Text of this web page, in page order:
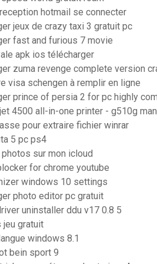
hotmail se connecter
jeux de crazy taxi 3 gratuit pc
fast and furious 7 movie
apk ios télécharger
zuma revenge complete version
visa schengen à remplir en ligne
prince of persia 2 for pc highly
4500 all-in-one printer - g510g
pour extraire fichier winrar
5 pc ps4
sur mon icloud
for chrome youtube
windows 10 settings
photo editor pc gratuit
uninstaller ddu v17 0.8 5
jeu gratuit
windows 8.1
bein sport 9